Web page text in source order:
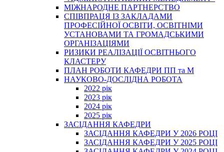
МІЖНАРОДНЕ ПАРТНЕРСТВО
СПІВПРАЦЯ ІЗ ЗАКЛАДАМИ
ПРОФЕСІЙНОЇ ОСВІТИ, ОСВІТНІМИ
УСТАНОВАМИ ТА ГРОМАДСЬКИМИ
ОРГАНІЗАЦІЯМИ
РИЗИКИ РЕАЛІЗАЦІЇ ОСВІТНЬОГО
КЛАСТЕРУ
ПЛАН РОБОТИ КАФЕДРИ ПП та М
НАУКОВО-ДОСЛІДНА РОБОТА
2022 рік
2023 рік
2024 рік
2025 рік
ЗАСІДАННЯ КАФЕДРИ
ЗАСІДАННЯ КАФЕДРИ У 2026 РОЦІ
ЗАСІДАННЯ КАФЕДРИ У 2025 РОЦІ